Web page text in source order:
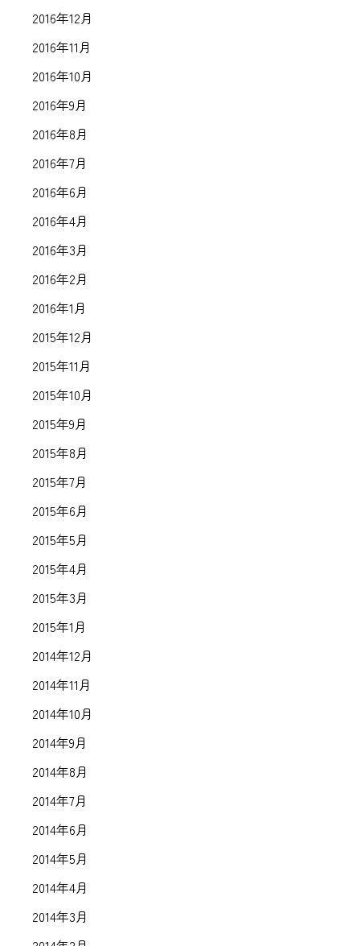
2016年12月
2016年11月
2016年10月
2016年9月
2016年8月
2016年7月
2016年6月
2016年4月
2016年3月
2016年2月
2016年1月
2015年12月
2015年11月
2015年10月
2015年9月
2015年8月
2015年7月
2015年6月
2015年5月
2015年4月
2015年3月
2015年1月
2014年12月
2014年11月
2014年10月
2014年9月
2014年8月
2014年7月
2014年6月
2014年5月
2014年4月
2014年3月